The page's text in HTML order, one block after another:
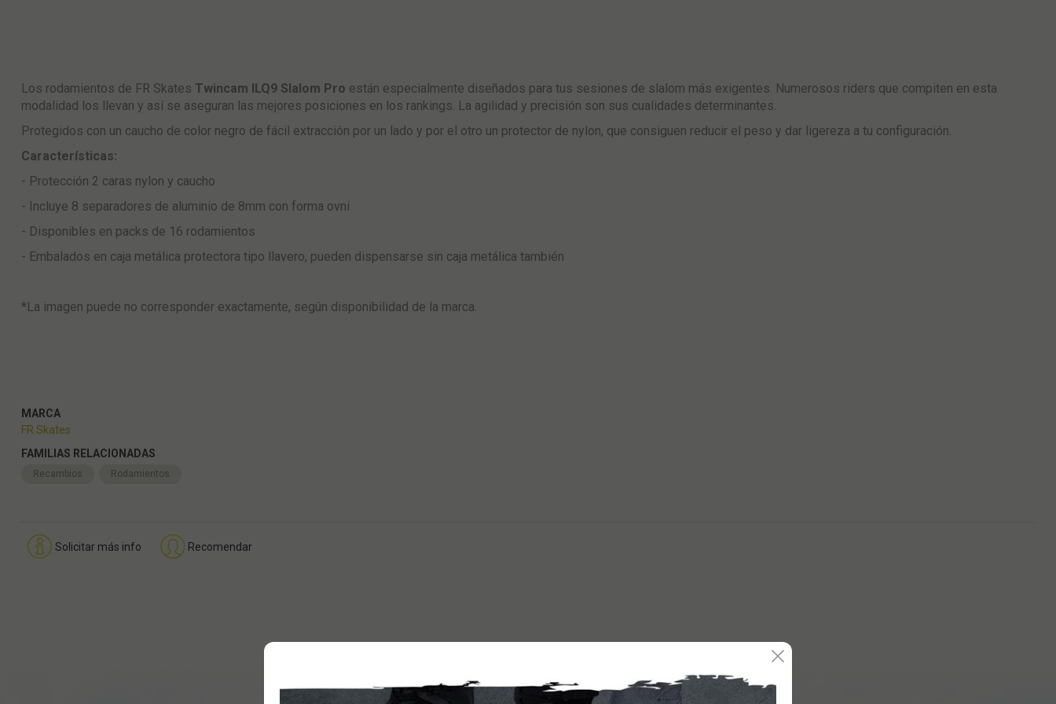
Los rodamientos de FR Skates Twincam ILQ9 Slalom Pro están especialmente diseñados para tus sesiones de slalom más exigentes. Numerosos riders que compiten en esta
modalidad los llevan y así se aseguran las mejores posiciones en los rankings. La agilidad y precisión son sus cualidades determinantes.
Protegidos con un caucho de color negro de fácil extracción por un lado y por el otro un protector de nylon, que consiguen reducir el peso y dar ligereza a tu configuración.
Características:
- Protección 2 caras nylon y caucho
- Incluye 8 separadores de aluminio de 8mm con forma ovni
- Disponibles en packs de 16 rodamientos
- Embalados en caja metálica protectora tipo llavero, pueden dispensarse sin caja metálica también
*La imagen puede no corresponder exactamente, según disponibilidad de la marca.
MARCA
FR Skates
FAMILIAS RELACIONADAS
Recambios Rodamientos
Solicitar más info Recomendar